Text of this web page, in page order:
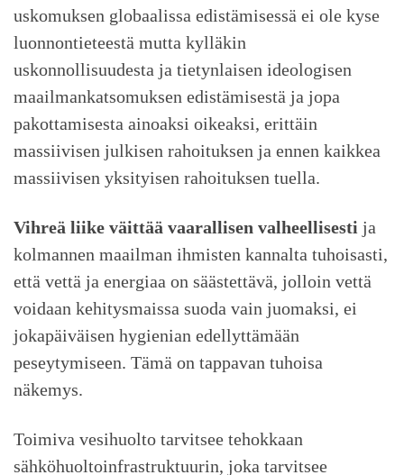
uskomuksen globaalissa edistämisessä ei ole kyse
luonnontieteestä mutta kylläkin
uskonnollisuudesta ja tietynlaisen ideologisen
maailmankatsomuksen edistämisestä ja jopa
pakottamisesta ainoaksi oikeaksi, erittäin
massiivisen julkisen rahoituksen ja ennen kaikkea
massiivisen yksityisen rahoituksen tuella.
Vihreä liike väittää vaarallisen valheellisesti ja
kolmannen maailman ihmisten kannalta tuhoisasti,
että vettä ja energiaa on säästettävä, jolloin vettä
voidaan kehitysmaissa suoda vain juomaksi, ei
jokapäiväisen hygienian edellyttämään
peseytymiseen. Tämä on tappavan tuhoisa
näkemys.
Toimiva vesihuolto tarvitsee tehokkaan
sähköhuoltoinfrastruktuurin, joka tarvitsee